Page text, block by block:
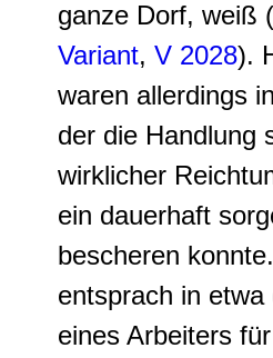
ganze Dorf, weiß (
Variant, V 2028).
waren allerdings
der die Handlung
wirklicher
ein dauerhaft
bescheren
entsprach in etwa
eines Arbeiters